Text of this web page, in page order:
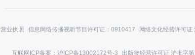
营业执照 信息网络传播视听节目许可证：0910417 网络文化经营许可
互联网ICP备案：沪ICP备13002172号-3
出版物经营许可证 沪批字